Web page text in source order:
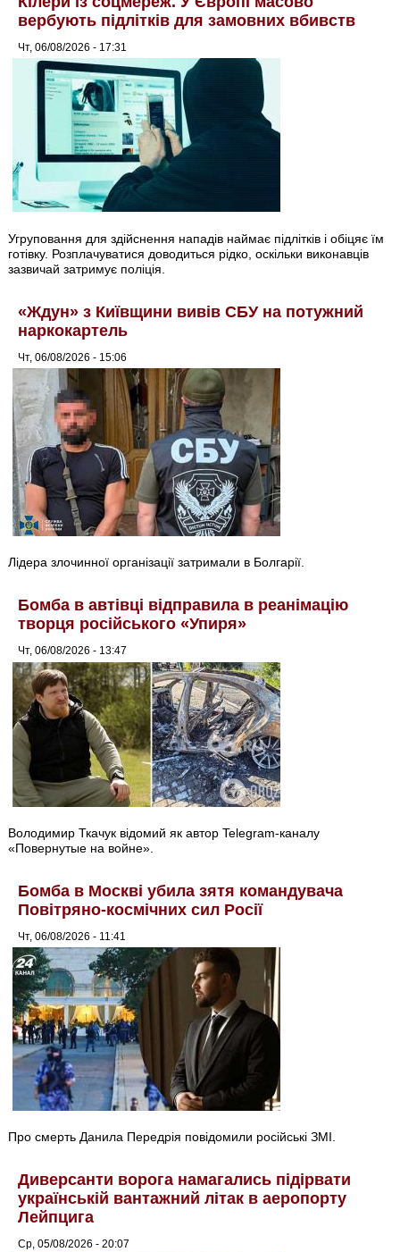
вербують підлітків для замовних вбивств
Чт, 06/08/2026 - 17:31
Угруповання для здійснення нападів наймає підлітків і обіцяє їм
готівку. Розплачуватися доводиться рідко, оскільки виконавців
зазвичай затримує поліція.
«Ждун» з Київщини вивів СБУ на потужний
наркокартель
Чт, 06/08/2026 - 15:06
Лідера злочинної організації затримали в Болгарії.
Бомба в автівці відправила в реанімацію
творця російського «Упиря»
Чт, 06/08/2026 - 13:47
Володимир Ткачук відомий як автор Telegram-каналу
«Повернутые на войне».
Бомба в Москві убила зятя командувача
Повітряно-космічних сил Росії
Чт, 06/08/2026 - 11:41
Про смерть Данила Передрія повідомили російські ЗМІ.
Диверсанти ворога намагались підірвати
українській вантажний літак в аеропорту
Лейпцига
Ср, 05/08/2026 - 20:07